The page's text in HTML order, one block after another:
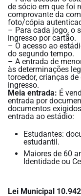
de sócio em que foi
comprovante da
foto/cópia
– Para cada jogo, o
ingresso por cartão.
– O acesso ao
do segundo tempo.
– A entrada de
às determinações
torcedor, crianças
ingresso.
Meia entrada: É
entrada por
documentos
entrada ao estádio:
Estudantes:
estudantil.
Maiores de 60
Identidade ou
Lei Municipal